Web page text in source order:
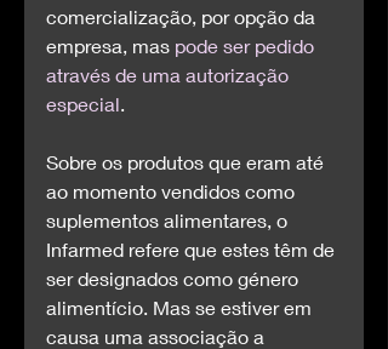
comercialização, por opção da
empresa, mas pode ser pedido
através de uma autorização
especial.
Sobre os produtos que eram até
ao momento vendidos como
suplementos alimentares, o
Infarmed refere que estes têm de
ser designados como género
alimentício. Mas se estiver em
causa uma associação a